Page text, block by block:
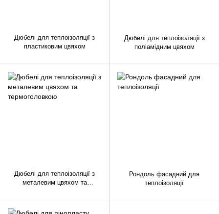
Дюбелі для теплоізоляції з
пластиковим цвяхом
Дюбелі для теплоізоляції з
поліамідним цвяхом
Дюбелі для теплоізоляції з
металевим цвяхом та
Рондоль фасадний для
теплоізоляції